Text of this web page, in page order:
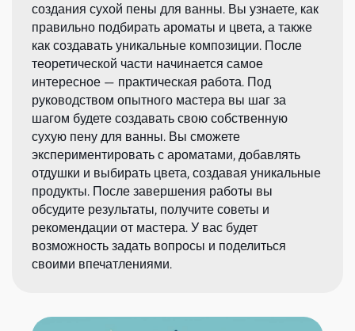
создания сухой пены для ванны. Вы узнаете, как
правильно подбирать ароматы и цвета, а также
как создавать уникальные композиции. После
теоретической части начинается самое
интересное — практическая работа. Под
руководством опытного мастера вы шаг за
шагом будете создавать свою собственную
сухую пену для ванны. Вы сможете
экспериментировать с ароматами, добавлять
отдушки и выбирать цвета, создавая уникальные
продукты. После завершения работы вы
обсудите результаты, получите советы и
рекомендации от мастера. У вас будет
возможность задать вопросы и поделиться
своими впечатлениями.